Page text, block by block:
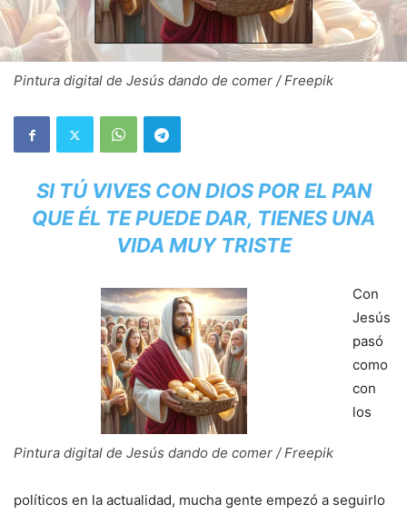
Pintura digital de Jesús dando de comer / Freepik
SI TÚ VIVES CON DIOS POR EL PAN
QUE ÉL TE PUEDE DAR, TIENES UNA
VIDA MUY TRISTE
Pintura digital de Jesús dando de comer / Freepik
Con
Jesús
pasó
como
con
los
políticos en la actualidad, mucha gente empezó a seguirlo